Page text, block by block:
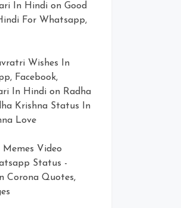
In Hindi on Good
For Whatsapp,
Wishes In
Facebook,
In Hindi on Radha
Krishna Status In
Love
Video
Status -
Corona Quotes,